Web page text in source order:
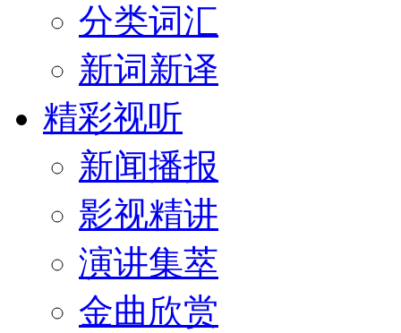
分类词汇
新词新译
精彩视听
新闻播报
影视精讲
演讲集萃
金曲欣赏